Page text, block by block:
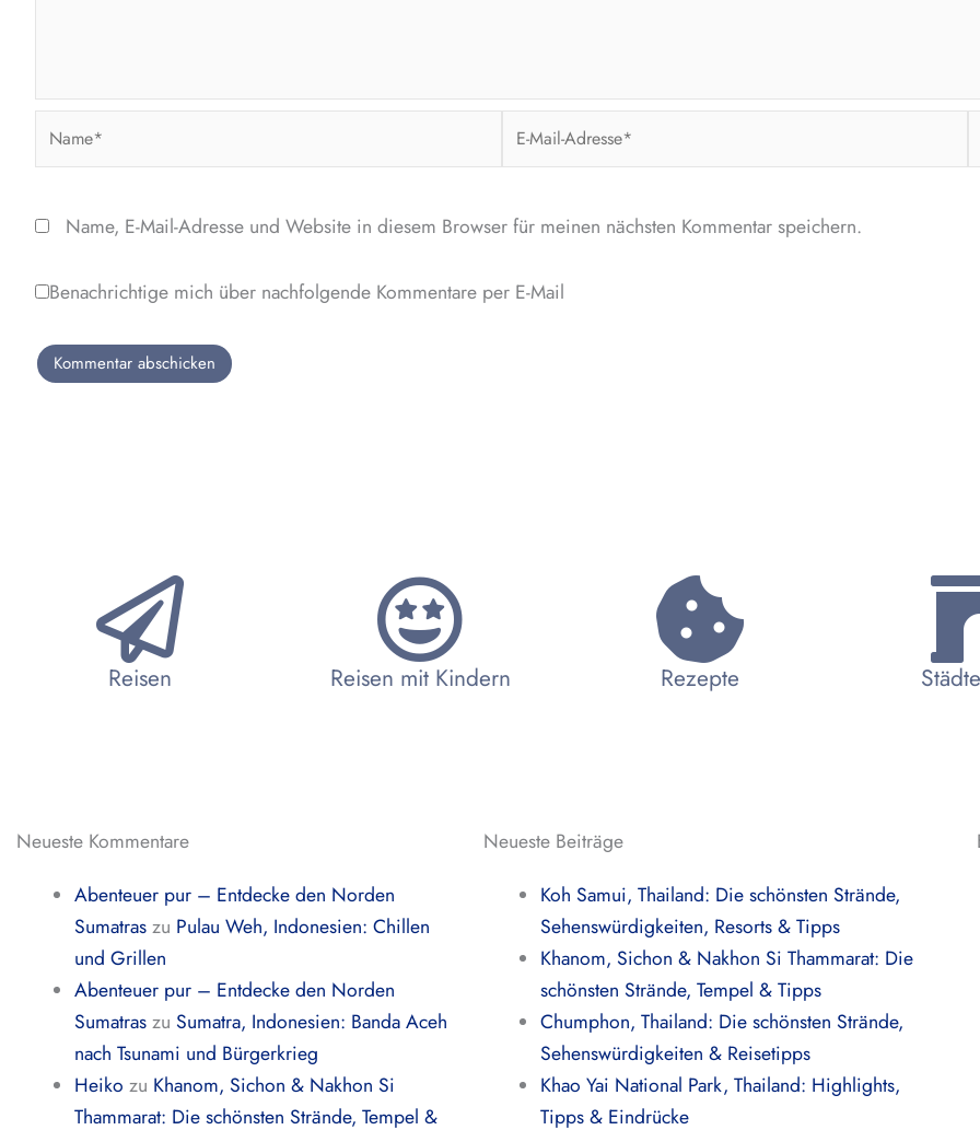
Name*
Name, E-Mail-Adresse und Website in diesem Browser für meinen nächsten Kommentar speichern.
Benachrichtige mich über nachfolgende Kommentare per E-Mail
Reisen Reisen mit Kindern Rezepte
Neueste Kommentare
Abenteuer pur – Entdecke den Norden
Sumatraszu Pulau Weh, Indonesien: Chillen
und Grillen
Abenteuer pur – Entdecke den Norden
Sumatraszu Sumatra, Indonesien: Banda Aceh
nach Tsunami und Bürgerkrieg
Heiko zu Khanom, Sichon & Nakhon Si
Thammarat: Die schönsten Strände, Tempel &
Neueste Beiträge
Koh Samui, Thailand: Die schönsten Strände,
Sehenswürdigkeiten, Resorts & Tipps
Khanom, Sichon & Nakhon Si Thammarat: Die
schönsten Strände, Tempel & Tipps
Chumphon, Thailand: Die schönsten Strände,
Sehenswürdigkeiten & Reisetipps
Khao Yai National Park, Thailand: Highlights,
Tipps & Eindrücke